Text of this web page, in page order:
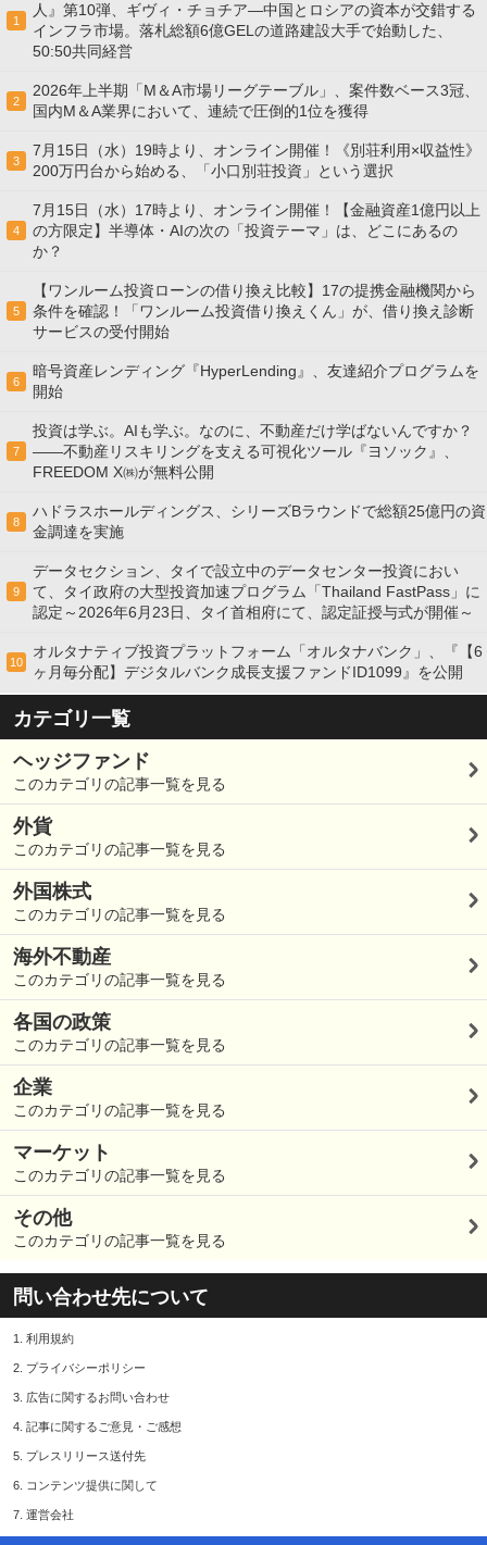
1
人』第10弾、ギヴィ・チョチア―中国とロシアの資本が交錯する
インフラ市場。落札総額6億GELの道路建設大手で始動した、
50:50共同経営
2
2026年上半期「M＆A市場リーグテーブル」、案件数ベース3冠、
国内M＆A業界において、連続で圧倒的1位を獲得
3
7月15日（水）19時より、オンライン開催！《別荘利用×収益性》
200万円台から始める、「小口別荘投資」という選択
4
7月15日（水）17時より、オンライン開催！【金融資産1億円以上
の方限定】半導体・AIの次の「投資テーマ」は、どこにあるの
か？
5
【ワンルーム投資ローンの借り換え比較】17の提携金融機関から
条件を確認！「ワンルーム投資借り換えくん」が、借り換え診断
サービスの受付開始
6
暗号資産レンディング『HyperLending』、友達紹介プログラムを
開始
7
投資は学ぶ。AIも学ぶ。なのに、不動産だけ学ばないんですか？
——不動産リスキリングを支える可視化ツール『ヨソック』、
FREEDOM X㈱が無料公開
8
ハドラスホールディングス、シリーズBラウンドで総額25億円の資
金調達を実施
9
データセクション、タイで設立中のデータセンター投資におい
て、タイ政府の大型投資加速プログラム「Thailand FastPass」に
認定～2026年6月23日、タイ首相府にて、認定証授与式が開催～
10
オルタナティブ投資プラットフォーム「オルタナバンク」、『【6
ヶ月毎分配】デジタルバンク成長支援ファンドID1099』を公開
カテゴリ一覧
ヘッジファンド
このカテゴリの記事一覧を見る
外貨
このカテゴリの記事一覧を見る
外国株式
このカテゴリの記事一覧を見る
海外不動産
このカテゴリの記事一覧を見る
各国の政策
このカテゴリの記事一覧を見る
企業
このカテゴリの記事一覧を見る
マーケット
このカテゴリの記事一覧を見る
その他
このカテゴリの記事一覧を見る
問い合わせ先について
1. 利用規約
2. プライバシーポリシー
3. 広告に関するお問い合わせ
4. 記事に関するご意見・ご感想
5. プレスリリース送付先
6. コンテンツ提供に関して
7. 運営会社